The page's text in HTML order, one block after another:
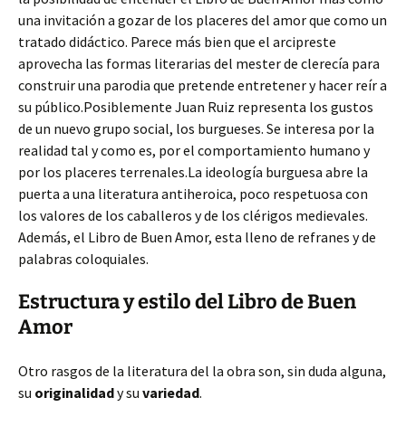
una invitación a gozar de los placeres del amor que como un
tratado didáctico. Parece más bien que el arcipreste
aprovecha las formas literarias del mester de clerecía para
construir una parodia que pretende entretener y hacer reír a
su público.Posiblemente Juan Ruiz representa los gustos
de un nuevo grupo social, los burgueses. Se interesa por la
realidad tal y como es, por el comportamiento humano y
por los placeres terrenales.La ideología burguesa abre la
puerta a una literatura antiheroica, poco respetuosa con
los valores de los caballeros y de los clérigos medievales.
Además, el Libro de Buen Amor, esta lleno de refranes y de
palabras coloquiales.
Estructura y estilo del Libro de Buen
Amor
Otro rasgos de la literatura del la obra son, sin duda alguna,
su originalidady su variedad.